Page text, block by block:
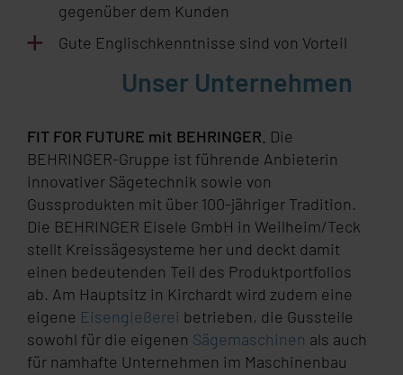
gegenüber dem Kunden
Gute Englischkenntnisse sind von Vorteil
Unser Unternehmen
FIT FOR FUTURE mit BEHRINGER. Die
BEHRINGER-Gruppe ist führende Anbieterin
innovativer Sägetechnik sowie von
Gussprodukten mit über 100-jähriger Tradition.
Die BEHRINGER Eisele GmbH in Weilheim/Teck
stellt Kreissägesysteme her und deckt damit
einen bedeutenden Teil des Produktportfolios
ab. Am Hauptsitz in Kirchardt wird zudem eine
eigene Eisengießerei betrieben, die Gussteile
sowohl für die eigenen Sägemaschinen als auch
für namhafte Unternehmen im Maschinenbau